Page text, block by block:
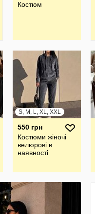
Костюм
S, M, L, XL, XXL
550 грн
Костюми жіночі
велюрові в
наявності